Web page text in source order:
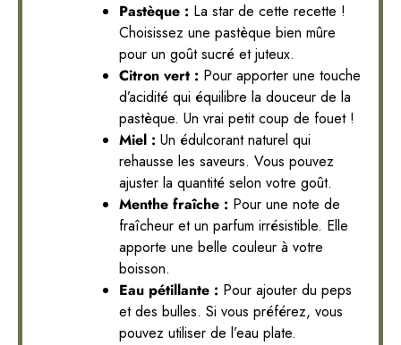
Pastèque : La star de cette recette !
Choisissez une pastèque bien mûre
pour un goût sucré et juteux.
Citron vert : Pour apporter une touche
d’acidité qui équilibre la douceur de la
pastèque. Un vrai petit coup de fouet !
Miel : Un édulcorant naturel qui
rehausse les saveurs. Vous pouvez
ajuster la quantité selon votre goût.
Menthe fraîche : Pour une note de
fraîcheur et un parfum irrésistible. Elle
apporte une belle couleur à votre
boisson.
Eau pétillante : Pour ajouter du peps
et des bulles. Si vous préférez, vous
pouvez utiliser de l’eau plate.